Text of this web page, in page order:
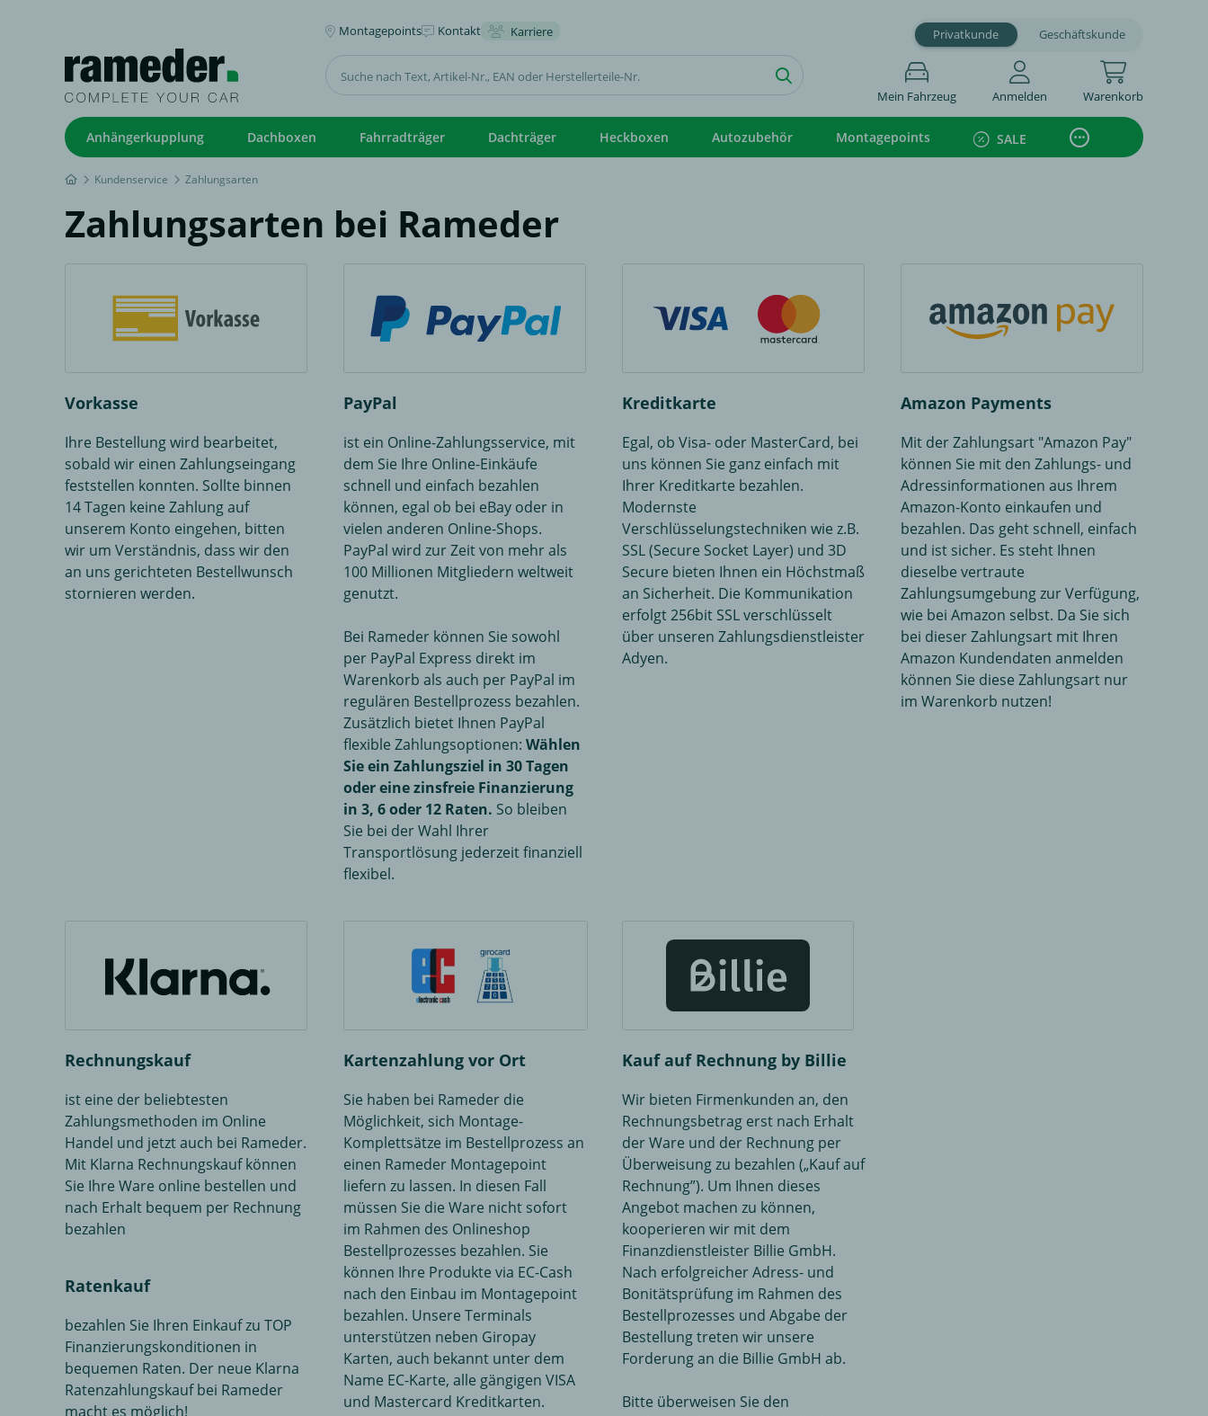
Montagepoints Kontakt Karriere Privatkunde Geschäftskunde
Mein Fahrzeug Anmelden Warenkorb
Anhängerkupplung Dachboxen Fahrradträger Dachträger Heckboxen Autozubehör Montagepoints SALE
Kundenservice Zahlungsarten
Zahlungsarten bei Rameder
Vorkasse
Ihre Bestellung wird bearbeitet,
sobald wir einen Zahlungseingang
feststellen konnten. Sollte binnen
14 Tagen keine Zahlung auf
unserem Konto eingehen, bitten
wir um Verständnis, dass wir den
an uns gerichteten Bestellwunsch
stornieren werden.
PayPal
ist ein Online-Zahlungsservice, mit
dem Sie Ihre Online-Einkäufe
schnell und einfach bezahlen
können, egal ob bei eBay oder in
vielen anderen Online-Shops.
PayPal wird zur Zeit von mehr als
100 Millionen Mitgliedern weltweit
genutzt.
Bei Rameder können Sie sowohl
per PayPal Express direkt im
Warenkorb als auch per PayPal im
regulären Bestellprozess bezahlen.
Zusätzlich bietet Ihnen PayPal
flexible Zahlungsoptionen: Wählen
Sie ein Zahlungsziel in 30 Tagen
oder eine zinsfreie Finanzierung
in 3, 6 oder 12 Raten. So bleiben
Sie bei der Wahl Ihrer
Transportlösung jederzeit finanziell
flexibel.
Kreditkarte
Egal, ob Visa- oder MasterCard, bei
uns können Sie ganz einfach mit
Ihrer Kreditkarte bezahlen.
Modernste
Verschlüsselungstechniken wie z.B.
SSL (Secure Socket Layer) und 3D
Secure bieten Ihnen ein Höchstmaß
an Sicherheit. Die Kommunikation
erfolgt 256bit SSL verschlüsselt
über unseren Zahlungsdienstleister
Adyen.
Amazon Payments
Mit der Zahlungsart "Amazon Pay"
können Sie mit den Zahlungs- und
Adressinformationen aus Ihrem
Amazon-Konto einkaufen und
bezahlen. Das geht schnell, einfach
und ist sicher. Es steht Ihnen
dieselbe vertraute
Zahlungsumgebung zur Verfügung,
wie bei Amazon selbst. Da Sie sich
bei dieser Zahlungsart mit Ihren
Amazon Kundendaten anmelden
können Sie diese Zahlungsart nur
im Warenkorb nutzen!
Rechnungskauf
ist eine der beliebtesten
Zahlungsmethoden im Online
Handel und jetzt auch bei Rameder.
Mit Klarna Rechnungskauf können
Sie Ihre Ware online bestellen und
nach Erhalt bequem per Rechnung
bezahlen
Ratenkauf
bezahlen Sie Ihren Einkauf zu TOP
Finanzierungskonditionen in
bequemen Raten. Der neue Klarna
Ratenzahlungskauf bei Rameder
macht es möglich!
Kartenzahlung vor Ort
Sie haben bei Rameder die
Möglichkeit, sich Montage-
Komplettsätze im Bestellprozess an
einen Rameder Montagepoint
liefern zu lassen. In diesen Fall
müssen Sie die Ware nicht sofort
im Rahmen des Onlineshop
Bestellprozesses bezahlen. Sie
können Ihre Produkte via EC-Cash
nach den Einbau im Montagepoint
bezahlen. Unsere Terminals
unterstützen neben Giropay
Karten, auch bekannt unter dem
Name EC-Karte, alle gängigen VISA
und Mastercard Kreditkarten.
Kauf auf Rechnung by Billie
Wir bieten Firmenkunden an, den
Rechnungsbetrag erst nach Erhalt
der Ware und der Rechnung per
Überweisung zu bezahlen („Kauf auf
Rechnung”). Um Ihnen dieses
Angebot machen zu können,
kooperieren wir mit dem
Finanzdienstleister Billie GmbH.
Nach erfolgreicher Adress- und
Bonitätsprüfung im Rahmen des
Bestellprozesses und Abgabe der
Bestellung treten wir unsere
Forderung an die Billie GmbH ab.
Bitte überweisen Sie den